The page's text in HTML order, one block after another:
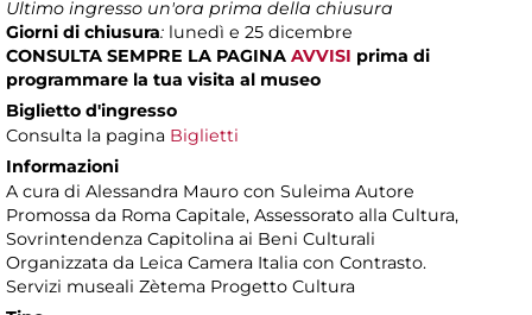
Ultimo ingresso un'ora prima della chiusura
Giorni di chiusura: lunedì e 25 dicembre
CONSULTA SEMPRE LA PAGINA AVVISI prima di
programmare la tua visita al museo
Biglietto d'ingresso
Consulta la pagina Biglietti
Informazioni
A cura di Alessandra Mauro con Suleima Autore
Promossa da Roma Capitale, Assessorato alla Cultura,
Sovrintendenza Capitolina ai Beni Culturali
Organizzata da Leica Camera Italia con Contrasto.
Servizi museali Zètema Progetto Cultura